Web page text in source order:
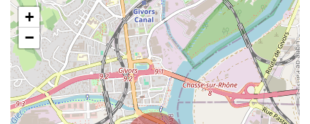
+
−